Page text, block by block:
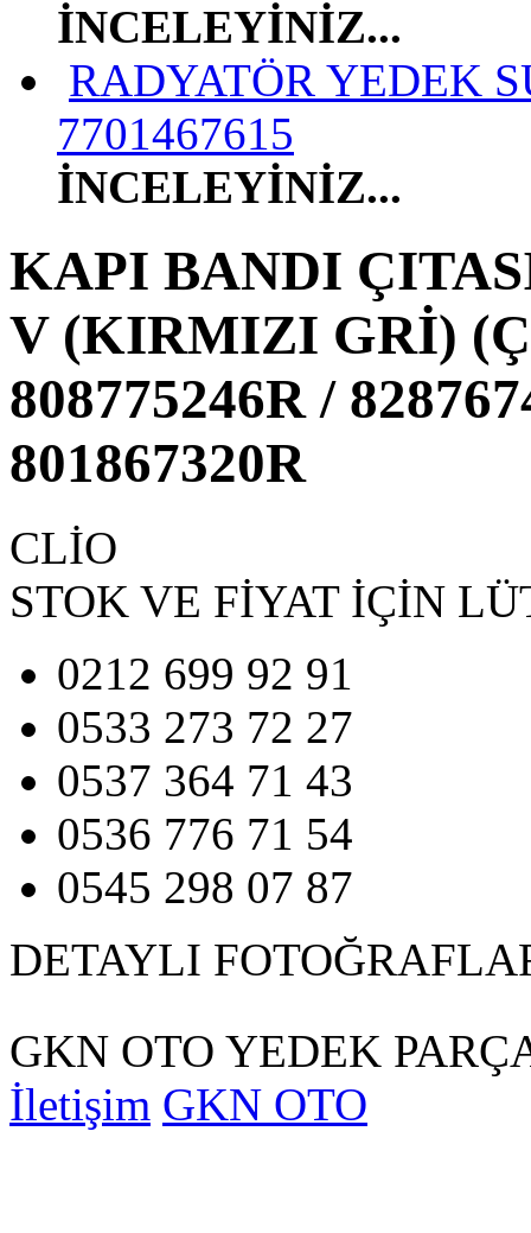
İNCELEYİNİZ...
RADYATÖR YEDEK
7701467615
İNCELEYİNİZ...
KAPI BANDI
V (KIRMIZI GRİ)
808775246R /
801867320R
CLİO
STOK VE FİYAT İÇİN
0212 699 92 91
0533 273 72 27
0537 364 71 43
0536 776 71 54
0545 298 07 87
DETAYLI
GKN OTO YEDEK
İletişim GKN OTO